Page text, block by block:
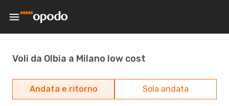
Voli da Olbia a Milano low cost
Andata e ritorno Sola andata